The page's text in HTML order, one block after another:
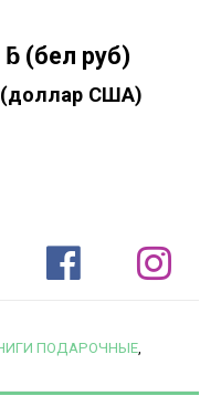
ƃ (бел руб)
США)
ПОДАРОЧНЫЕ